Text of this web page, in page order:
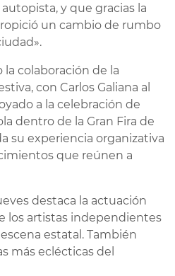
y que gracias la
un cambio de rumbo
colaboración de la
con Carlos Galiana al
a la celebración de
dentro de la Gran Fira de
su experiencia organizativa
que reúnen a
destaca la actuación
los artistas independientes
estatal. También
más eclécticas del